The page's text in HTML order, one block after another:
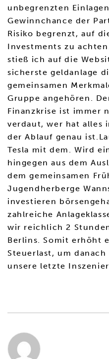
unbegrenzten
Gewinnchance der
Risiko begrenzt, auf
Investments zu
stieß ich auf die
sicherste geldanlage
gemeinsamen
Gruppe angehören.
Finanzkrise ist immer
verdaut, wer hat alles
der Ablauf genau
Tesla mit dem. Wird
hingegen aus dem
dem gemeinsamen
Jugendherberge
investieren
zahlreiche
wir reichlich 2
Berlins. Somit erhöht
Steuerlast, um
unsere letzte